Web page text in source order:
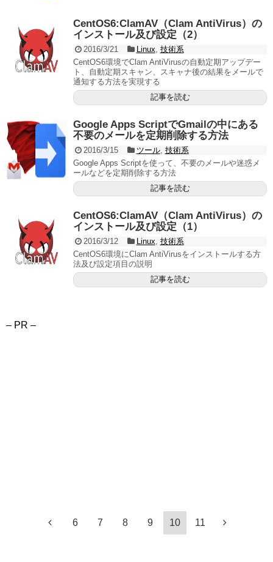
CentOS6:ClamAV（Clam AntiVirus）の
インストール及び設定（2）
2016/3/21 Linux, 技術系
CentOS6環境でClam AntiVirusの自動定期アップデー
ト、自動定期スキャン、スキャナ後の結果をメールで
通知する方法を実現する
記事を読む
Google Apps ScriptでGmailの中にある
不要のメールを定期削除する方法
2016/3/15 ツール, 技術系
Google Apps Scriptを使って、不要のメールや迷惑メ
ールなどを定期削除する方法
記事を読む
CentOS6:ClamAV（Clam AntiVirus）の
インストール及び設定（1）
2016/3/12 Linux, 技術系
CentOS6環境にClam AntiVirusをインストールする方
法及び設定項目の説明
記事を読む
– PR –
6 7 8 9 10 11